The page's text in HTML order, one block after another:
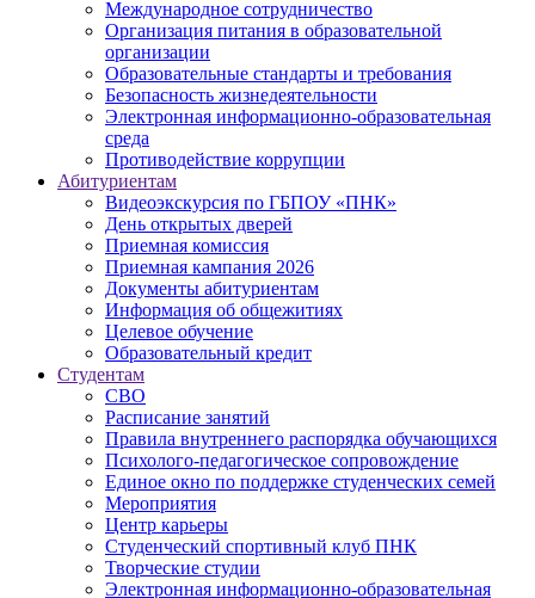
Международное сотрудничество
Организация питания в образовательной
организации
Образовательные стандарты и требования
Безопасность жизнедеятельности
Электронная информационно-образовательная
среда
Противодействие коррупции
Абитуриентам
Видеоэкскурсия по ГБПОУ «ПНК»
День открытых дверей
Приемная комиссия
Приемная кампания 2026
Дoкументы абитуриентам
Информация об общежитиях
Целевое обучение
Образовательный кредит
Студентам
СВО
Расписание занятий
Правила внутреннего распорядка обучающихся
Психолого-педагогическое сопровождение
Единое окно по поддержке студенческих семей
Мероприятия
Центр карьеры
Студенческий спортивный клуб ПНК
Творческие студии
Электронная информационно-образовательная